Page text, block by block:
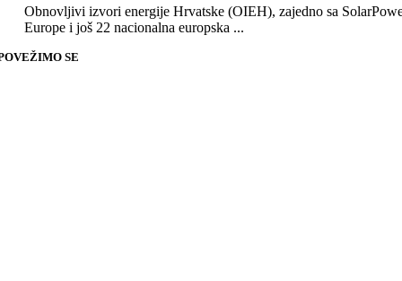
Obnovljivi izvori energije Hrvatske (OIEH), zajedno sa
Europe i još 22 nacionalna europska ...
SE